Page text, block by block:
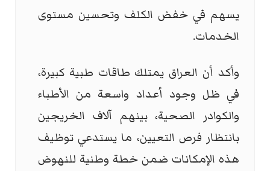
يسهم في خفض الكلف وتحسين مستوى
الخدمات.
وأكد أن العراق يمتلك طاقات طبية كبيرة،
في ظل وجود أعداد واسعة من الأطباء
والكوادر الصحية، بينهم آلاف الخريجين
بانتظار فرص التعيين، ما يستدعي توظيف
هذه الإمكانات ضمن خطة وطنية للنهوض